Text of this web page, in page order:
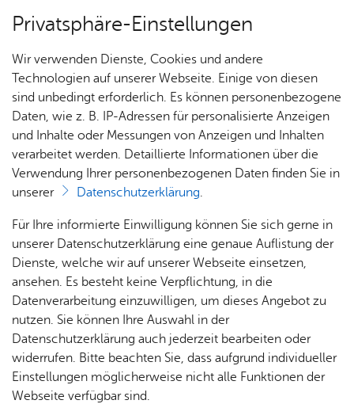
Über­sicht Bür­ger & Stadt
Rat­
haus &
Bür­
ger­
ser­vice
Rat­
häu­ser
& Orts­
ver­
wal­
Nach­
rich­
ten,
Vi­de­os
& Bil­
der
Me­di­
en­in­
for­ma­
tio­nen
Jobs
Stel­
len­an­
ge­bo­te
Aus­bil­
dung &
Stu­di­
um
Bauen
& Um­
welt
Geo­
da­ten
& 3D-
Stadt­
Ge­
sund­
heit &
kum
Ärzte &
Apo­
Po­li­tik & Fi­nan­zen
Vor­le­sen
Ober­bür­ger­meis­ter
Am 29. September 2024 wurde Simon Blümcke
zum Oberbürgermeister gewählt. Er hat sein Amt
in Friedrichshafen zum 1. Dezember 2024
angetreten.
Privatsphäre-Einstellungen
Wir verwenden Dienste, Cookies und andere
Technologien auf unserer Webseite. Einige von diesen
sind unbedingt erforderlich. Es können personenbezogene
Daten, wie z. B. IP-Adressen für personalisierte Anzeigen
und Inhalte oder Messungen von Anzeigen und Inhalten
verarbeitet werden. Detaillierte Informationen über die
Verwendung Ihrer personenbezogenen Daten finden Sie in
unserer
Datenschutzerklärung.
Für Ihre informierte Einwilligung können Sie sich gerne in
unserer Datenschutzerklärung eine genaue Auflistung der
Dienste, welche wir auf unserer Webseite einsetzen,
ansehen. Es besteht keine Verpflichtung, in die
Datenverarbeitung einzuwilligen, um dieses Angebot zu
nutzen. Sie können Ihre Auswahl in der
Datenschutzerklärung auch jederzeit bearbeiten oder
widerrufen. Bitte beachten Sie, dass aufgrund individueller
Einstellungen möglicherweise nicht alle Funktionen der
Webseite verfügbar sind.